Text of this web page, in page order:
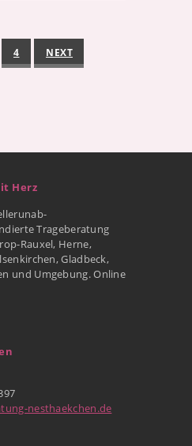
4 NEXT
Herz
Trageberatung
Rauxel, Herne,
Gladbeck,
und Umgebung. Online
nesthaekchen.de